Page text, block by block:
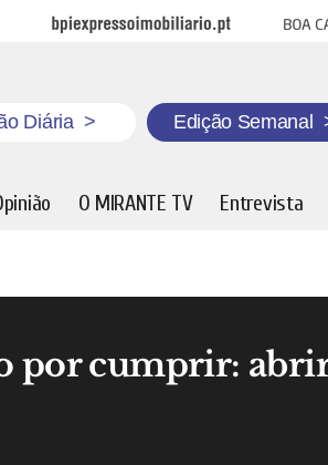
BPI Expresso Imobiliário Boa
Diária > Edição Semanal
O MIRANTE TV Entrevista
por cumprir: